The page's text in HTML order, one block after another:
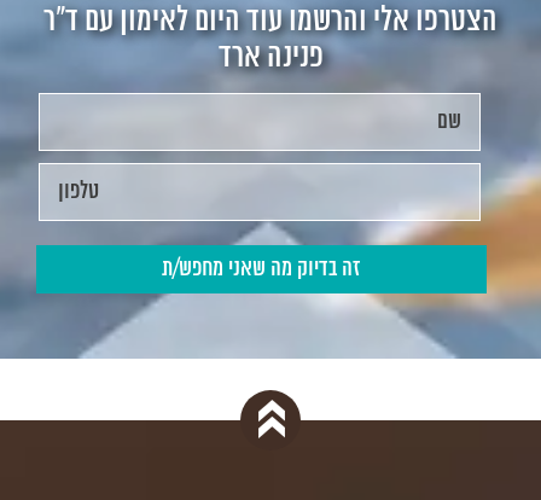
הצטרפו אלי והרשמו עוד היום לאימון עם ד"ר
פנינה ארד